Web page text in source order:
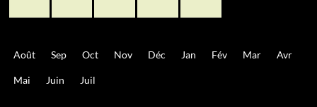
Août Sep Oct Nov Déc Jan Fév Mar Avr
Mai Juin Juil